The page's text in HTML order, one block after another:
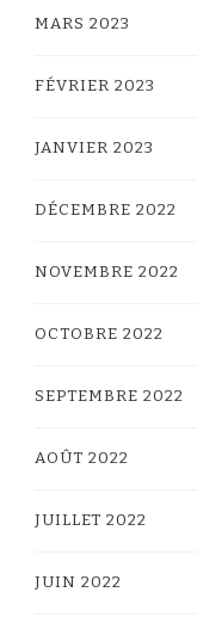
MARS 2023
FÉVRIER 2023
JANVIER 2023
DÉCEMBRE 2022
NOVEMBRE 2022
OCTOBRE 2022
SEPTEMBRE 2022
AOÛT 2022
JUILLET 2022
JUIN 2022